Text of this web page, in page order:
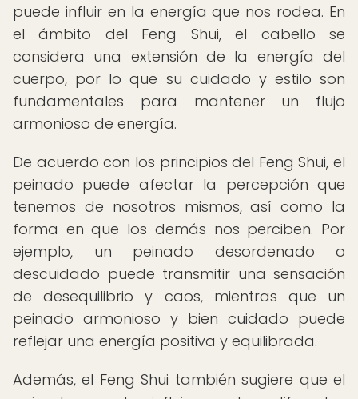
puede influir en la energía que nos rodea. En
el ámbito del Feng Shui, el cabello se
considera una extensión de la energía del
cuerpo, por lo que su cuidado y estilo son
fundamentales para mantener un flujo
armonioso de energía.
De acuerdo con los principios del Feng Shui, el
peinado puede afectar la percepción que
tenemos de nosotros mismos, así como la
forma en que los demás nos perciben. Por
ejemplo, un peinado desordenado o
descuidado puede transmitir una sensación
de desequilibrio y caos, mientras que un
peinado armonioso y bien cuidado puede
reflejar una energía positiva y equilibrada.
Además, el Feng Shui también sugiere que el